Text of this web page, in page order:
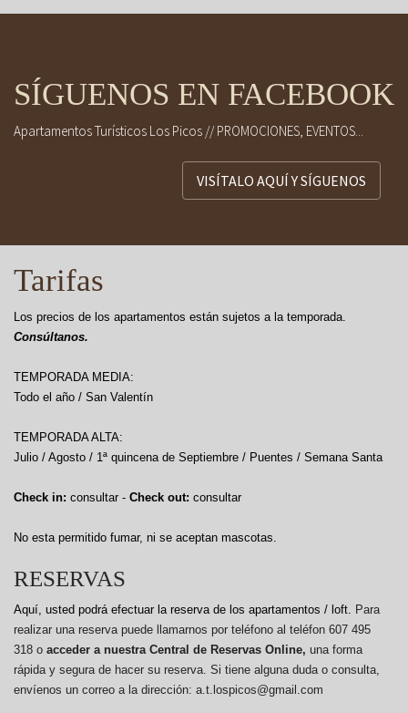
SÍGUENOS EN FACEBOOK
Apartamentos Turísticos Los Picos // PROMOCIONES, EVENTOS...
VISÍTALO AQUÍ Y SÍGUENOS
Tarifas
Los precios de los apartamentos están sujetos a la temporada.
Consúltanos.
TEMPORADA MEDIA:
Todo el año / San Valentín
TEMPORADA ALTA:
Julio / Agosto / 1ª quincena de Septiembre / Puentes / Semana Santa
Check in: consultar - Check out: consultar
No esta permitido fumar, ni se aceptan mascotas.
RESERVAS
Aquí, usted podrá efectuar la reserva de los apartamentos / loft.
Para
realizar una reserva puede llamarnos por teléfono al teléfon 607 495
318 o acceder a nuestra Central de Reservas Online, una forma
rápida y segura de hacer su reserva. Si tiene alguna duda o consulta,
envíenos un correo a la dirección: a.t.lospicos@gmail.com